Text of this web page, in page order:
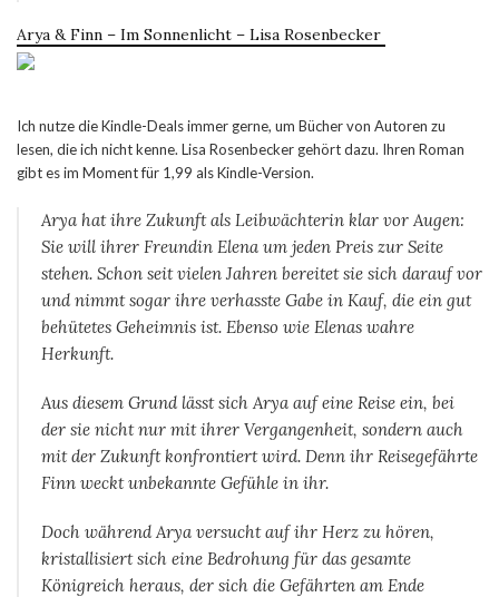
Arya & Finn – Im Sonnenlicht – Lisa Rosenbecker
Ich nutze die Kindle-Deals immer gerne, um Bücher von Autoren zu
lesen, die ich nicht kenne. Lisa Rosenbecker gehört dazu. Ihren Roman
gibt es im Moment für 1,99 als Kindle-Version.
Arya hat ihre Zukunft als Leibwächterin klar vor Augen:
Sie will ihrer Freundin Elena um jeden Preis zur Seite
stehen. Schon seit vielen Jahren bereitet sie sich darauf vor
und nimmt sogar ihre verhasste Gabe in Kauf, die ein gut
behütetes Geheimnis ist. Ebenso wie Elenas wahre
Herkunft.
Aus diesem Grund lässt sich Arya auf eine Reise ein, bei
der sie nicht nur mit ihrer Vergangenheit, sondern auch
mit der Zukunft konfrontiert wird. Denn ihr Reisegefährte
Finn weckt unbekannte Gefühle in ihr.
Doch während Arya versucht auf ihr Herz zu hören,
kristallisiert sich eine Bedrohung für das gesamte
Königreich heraus, der sich die Gefährten am Ende